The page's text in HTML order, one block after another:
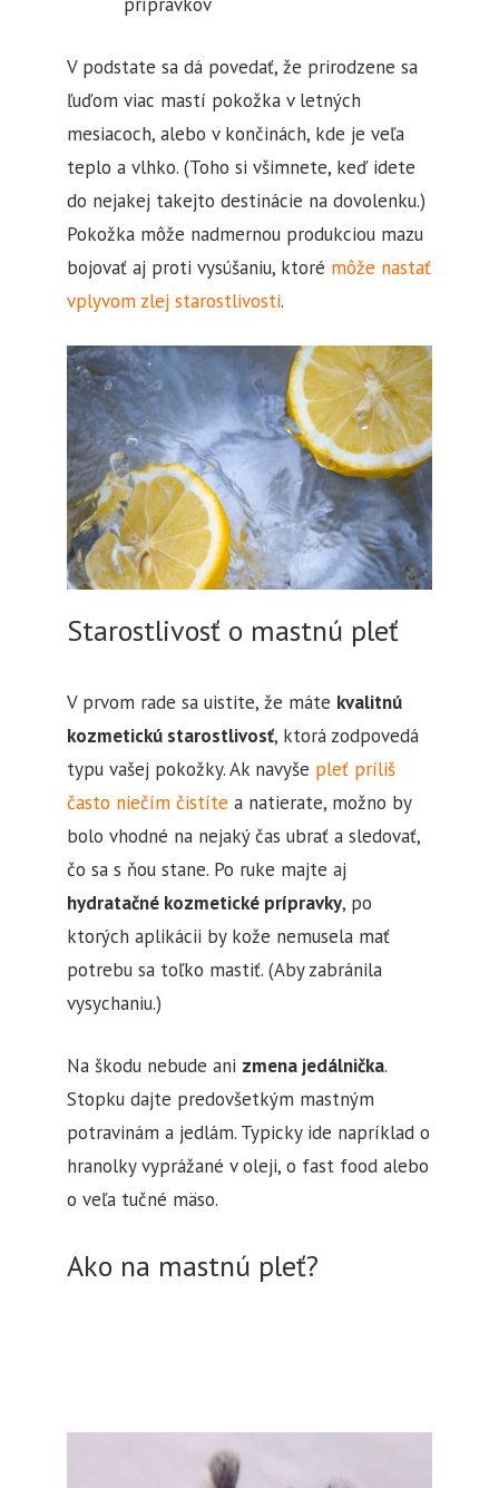
V podstate sa dá povedať, že prirodzene sa
ľuďom viac mastí pokožka v letných
mesiacoch, alebo v končinách, kde je veľa
teplo a vlhko. (Toho si všimnete, keď idete
do nejakej takejto destinácie na dovolenku.)
Pokožka môže nadmernou produkciou mazu
bojovať aj proti vysúšaniu, ktoré môže nastať
vplyvom zlej starostlivosti.
Starostlivosť o mastnú pleť
V prvom rade sa uistite, že máte kvalitnú
kozmetickú starostlivosť, ktorá zodpovedá
typu vašej pokožky. Ak navyše pleť príliš
často niečím čistíte a natierate, možno by
bolo vhodné na nejaký čas ubrať a sledovať,
čo sa s ňou stane. Po ruke majte aj
hydratačné kozmetické prípravky, po
ktorých aplikácii by kože nemusela mať
potrebu sa toľko mastiť. (Aby zabránila
vysychaniu.)
Na škodu nebude ani zmena jedálnička.
Stopku dajte predovšetkým mastným
potravinám a jedlám. Typicky ide napríklad o
hranolky vyprážané v oleji, o fast food alebo
o veľa tučné mäso.
Ako na mastnú pleť?